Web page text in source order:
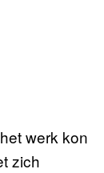
werk kon
zich